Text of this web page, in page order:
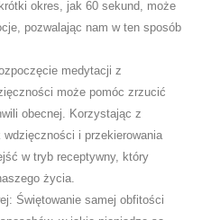
okres, jak 60 sekund, może
pozwalając nam w ten sposób
medytacji z
może pomóc zrzucić
obecnej. Korzystając z
i przekierowania
w tryb receptywny, który
życia.
Świętowanie samej obfitości